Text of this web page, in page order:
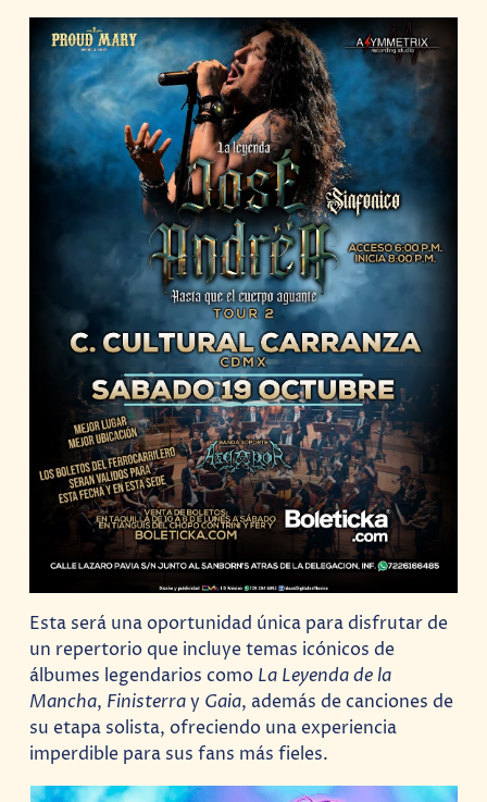
Esta será una oportunidad única para disfrutar de
un repertorio que incluye temas icónicos de
álbumes legendarios como La Leyenda de la
Mancha, Finisterray Gaia, además de canciones de
su etapa solista, ofreciendo una experiencia
imperdible para sus fans más fieles.